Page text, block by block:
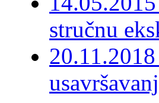
stručnu